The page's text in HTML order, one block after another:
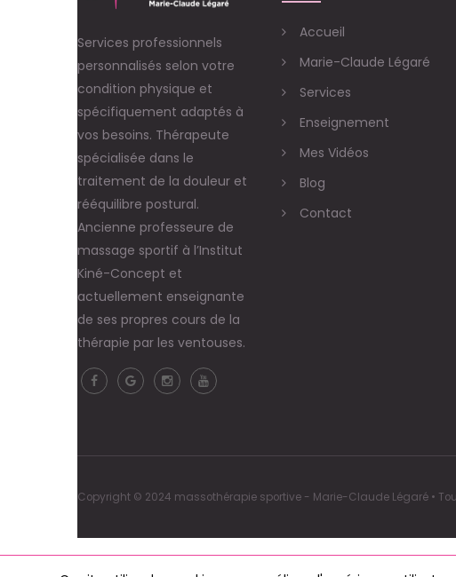
Services professionnels
personnalisés selon votre
condition physique et
spécifiquement adaptés à
vos besoins. Thérapeute
spécialisée dans le
traitement de la douleur et
rééquilibre postural.
Ancienne professeure de
massage sportif à l’Institut
Kiné-Concept et
actuellement enseignante
de ses propres cours de la
thérapie par les ventouses.
Accueil
Marie-Claude Légaré
Services
Enseignement
Mes Vidéos
Blog
Contact
Copyright © 2024 massothérapie sportive - Marie-Claude Légaré •